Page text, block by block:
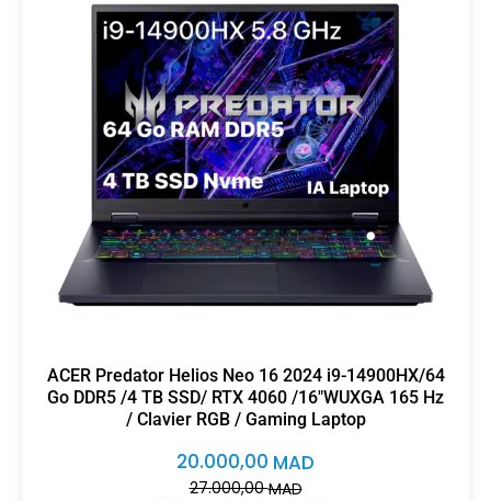
ACER Predator Helios Neo 16 2024 i9-14900HX/64
Go DDR5 /4 TB SSD/ RTX 4060 /16″WUXGA 165 Hz
/ Clavier RGB / Gaming Laptop
27.000,00MAD
20.000,00 MAD